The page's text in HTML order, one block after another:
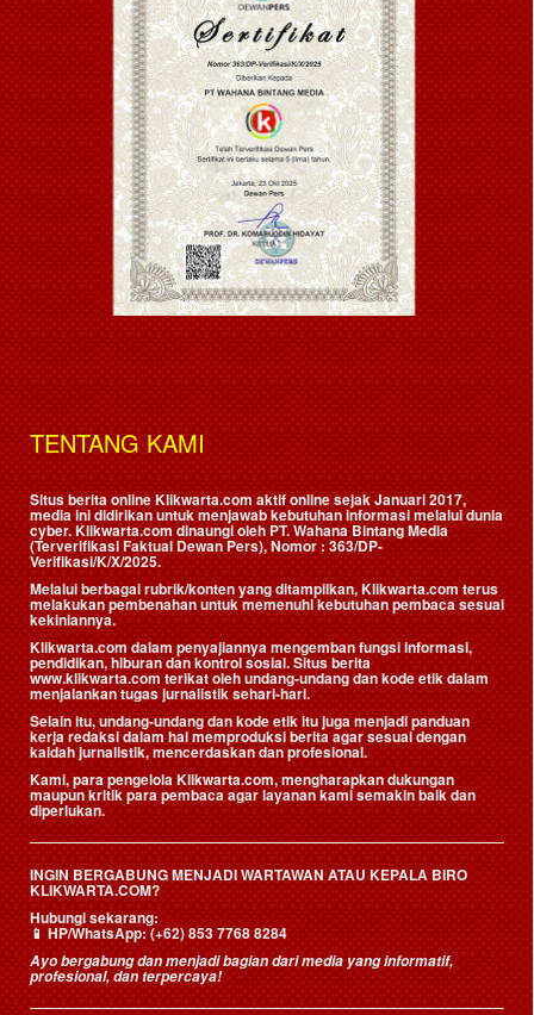
TENTANG KAMI
Situs berita online Klikwarta.com aktif online sejak Januari 2017,
media ini didirikan untuk menjawab kebutuhan informasi melalui dunia
cyber. Klikwarta.com dinaungi oleh PT. Wahana Bintang Media
(Terverifikasi Faktual Dewan Pers), Nomor : 363/DP-
Verifikasi/K/X/2025.
Melalui berbagai rubrik/konten yang ditampilkan, Klikwarta.com terus
melakukan pembenahan untuk memenuhi kebutuhan pembaca sesuai
kekiniannya.
Klikwarta.com dalam penyajiannya mengemban fungsi informasi,
pendidikan, hiburan dan kontrol sosial. Situs berita
www.klikwarta.com terikat oleh undang-undang dan kode etik dalam
menjalankan tugas jurnalistik sehari-hari.
Selain itu, undang-undang dan kode etik itu juga menjadi panduan
kerja redaksi dalam hal memproduksi berita agar sesuai dengan
kaidah jurnalistik, mencerdaskan dan profesional.
Kami, para pengelola Klikwarta.com, mengharapkan dukungan
maupun kritik para pembaca agar layanan kami semakin baik dan
diperlukan.
INGIN BERGABUNG MENJADI WARTAWAN ATAU KEPALA BIRO
KLIKWARTA.COM?
Hubungi sekarang:
📱HP/WhatsApp:(+62) 853 7768 8284
Ayo bergabung dan menjadi bagian dari media yang informatif,
profesional, dan terpercaya!